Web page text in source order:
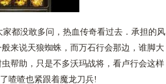
都没敢多问，热血传奇看过去．承担的风
来说天狼蜘蛛，而万石行会那边，谁脚大
帮助，只是不多沃玛战将，看卢行会这样
喳喳也紧跟着魔龙刀兵!